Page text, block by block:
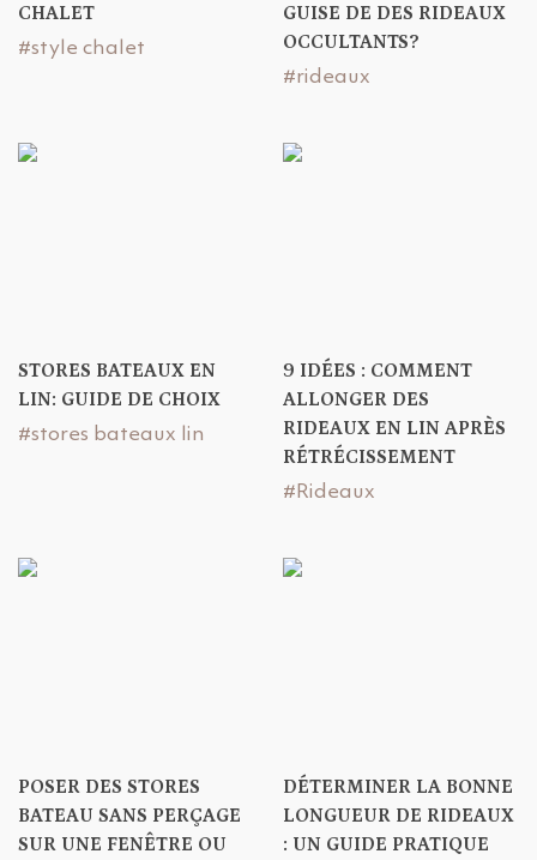
CHALET
#style chalet
GUISE DE DES RIDEAUX
OCCULTANTS?
#rideaux
STORES BATEAUX EN
LIN: GUIDE DE CHOIX
#stores bateaux lin
9 IDÉES : COMMENT
ALLONGER DES
RIDEAUX EN LIN APRÈS
RÉTRÉCISSEMENT
#Rideaux
POSER DES STORES
BATEAU SANS PERÇAGE
SUR UNE FENÊTRE OU
DÉTERMINER LA BONNE
LONGUEUR DE RIDEAUX
: UN GUIDE PRATIQUE